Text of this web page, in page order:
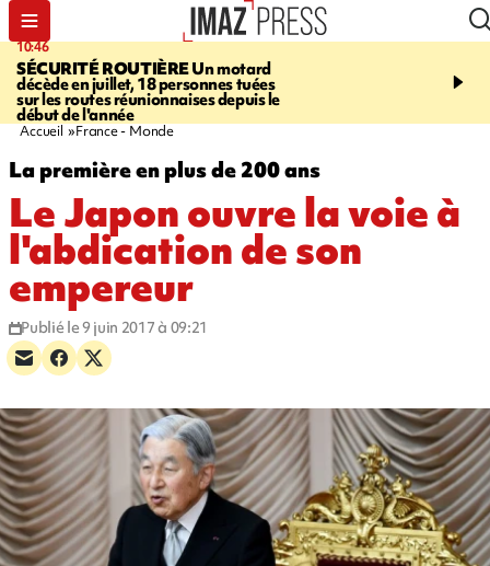
10:46
SÉCURITÉ ROUTIÈREUn motard
décède en juillet, 18 personnes tuées
sur les routes réunionnaises depuis le
début de l'année
13:49
mineurs - un courrier
Accueil France - Monde
La première en plus de 200 ans
Le Japon ouvre la voie à
l'abdication de son
empereur
Publié le 9 juin 2017 à 09:21